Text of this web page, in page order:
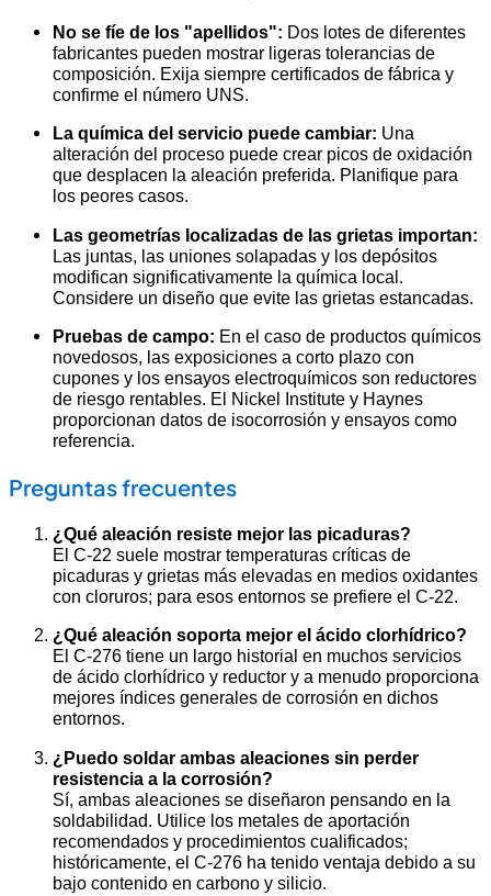
No se fíe de los "apellidos": Dos lotes de diferentes
fabricantes pueden mostrar ligeras tolerancias de
composición. Exija siempre certificados de fábrica y
confirme el número UNS.
La química del servicio puede cambiar: Una
alteración del proceso puede crear picos de oxidación
que desplacen la aleación preferida. Planifique para
los peores casos.
Las geometrías localizadas de las grietas importan:
Las juntas, las uniones solapadas y los depósitos
modifican significativamente la química local.
Considere un diseño que evite las grietas estancadas.
Pruebas de campo: En el caso de productos químicos
novedosos, las exposiciones a corto plazo con
cupones y los ensayos electroquímicos son reductores
de riesgo rentables. El Nickel Institute y Haynes
proporcionan datos de isocorrosión y ensayos como
referencia.
Preguntas frecuentes
¿Qué aleación resiste mejor las picaduras?
El C-22 suele mostrar temperaturas críticas de
picaduras y grietas más elevadas en medios oxidantes
con cloruros; para esos entornos se prefiere el C-22.
¿Qué aleación soporta mejor el ácido clorhídrico?
El C-276 tiene un largo historial en muchos servicios
de ácido clorhídrico y reductor y a menudo proporciona
mejores índices generales de corrosión en dichos
entornos.
¿Puedo soldar ambas aleaciones sin perder
resistencia a la corrosión?
Sí, ambas aleaciones se diseñaron pensando en la
soldabilidad. Utilice los metales de aportación
recomendados y procedimientos cualificados;
históricamente, el C-276 ha tenido ventaja debido a su
bajo contenido en carbono y silicio.